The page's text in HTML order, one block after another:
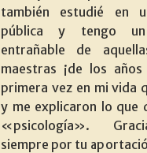
también estudié en
pública y tengo un
entrañable de
maestras ¡de los
primera vez en mi vida
y me explicaron lo que
«psicología».
siempre por tu